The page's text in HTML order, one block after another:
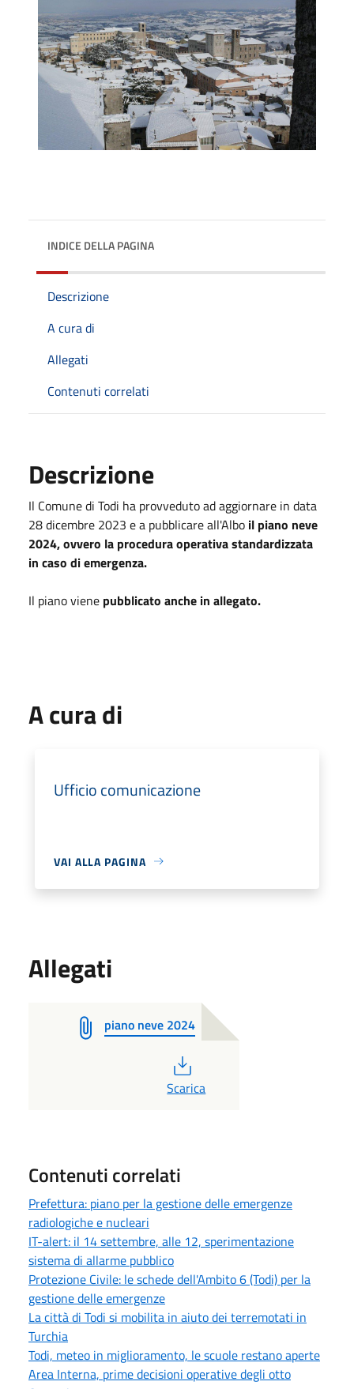
INDICE DELLA PAGINA
Descrizione
A cura di
Allegati
Contenuti correlati
Descrizione
Il Comune di Todi ha provveduto ad aggiornare in data
28 dicembre 2023 e a pubblicare all'Albo il piano neve
2024, ovvero la procedura operativa standardizzata
in caso di emergenza.
Il piano viene pubblicato anche in allegato.
A cura di
Ufficio comunicazione
VAI ALLA PAGINA
Allegati
piano neve 2024
PDF
Scarica
Contenuti correlati
Prefettura: piano per la gestione delle emergenze
radiologiche e nucleari
IT-alert: il 14 settembre, alle 12, sperimentazione
sistema di allarme pubblico
Protezione Civile: le schede dell'Ambito 6 (Todi) per la
gestione delle emergenze
La città di Todi si mobilita in aiuto dei terremotati in
Turchia
Todi, meteo in miglioramento, le scuole restano aperte
Area Interna, prime decisioni operative degli otto